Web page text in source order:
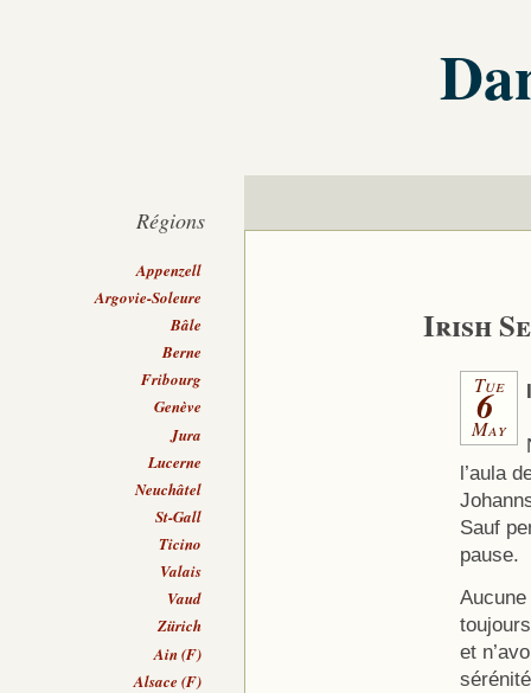
Irish
Tue
6
May
l’aula
Sauf
pause.
et
Régions
Appenzell
Argovie-Soleure
Bâle
Berne
Fribourg
Genève
Jura
Lucerne
Neuchâtel
St-Gall
Ticino
Valais
Vaud
Zürich
Ain (F)
Alsace (F)